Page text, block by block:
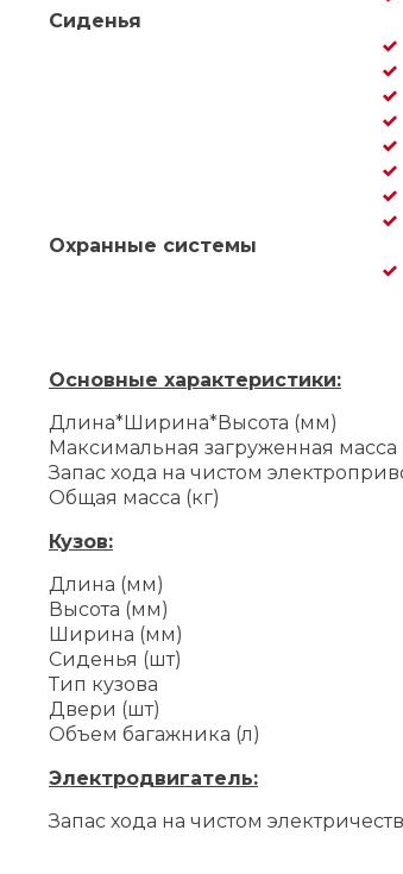
Сиденья
Охранные системы
Основные характеристики:
Длина*Ширина*Высота (мм)
Максимальная загруженная масса
Запас хода на чистом
Общая масса (кг)
Кузов:
Длина (мм)
Высота (мм)
Ширина (мм)
Сиденья (шт)
Тип кузова
Двери (шт)
Объем багажника (л)
Электродвигатель:
Запас хода на чистом